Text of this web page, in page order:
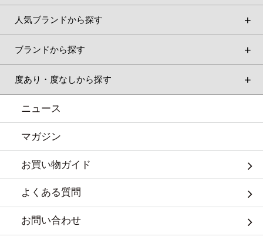
人気ブランドから探す
ブランドから探す
度あり・度なしから探す
ニュース
マガジン
お買い物ガイド
よくある質問
お問い合わせ